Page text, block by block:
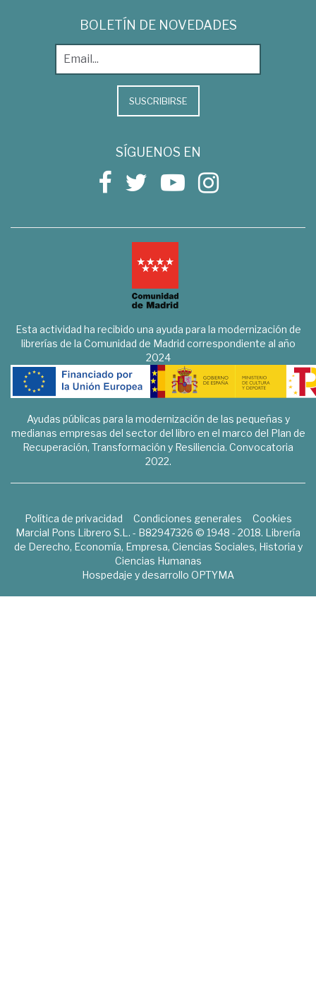
BOLETÍN DE NOVEDADES
SUSCRIBIRSE
SÍGUENOS EN
Esta actividad ha recibido una ayuda para la modernización de
librerías de la Comunidad de Madrid correspondiente al año
2024
Ayudas públicas para la modernización de las pequeñas y
medianas empresas del sector del libro en el marco del Plan de
Recuperación, Transformación y Resiliencia. Convocatoria
2022.
Política de privacidad Condiciones generales
Cookies
Marcial Pons Librero S.L. - B82947326 © 1948 - 2018. Librería
de Derecho, Economía, Empresa, Ciencias Sociales, Historia y
Ciencias Humanas
Hospedaje y desarrollo OPTYMA